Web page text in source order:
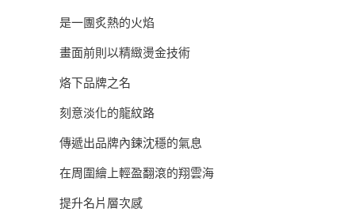
是一團炙熱的火焰
畫面前則以精緻燙金技術
烙下品牌之名
刻意淡化的龍紋路
傳遞出品牌內鍊沈穩的氣息
在周圍繪上輕盈翻滾的翔雲海
提升名片層次感